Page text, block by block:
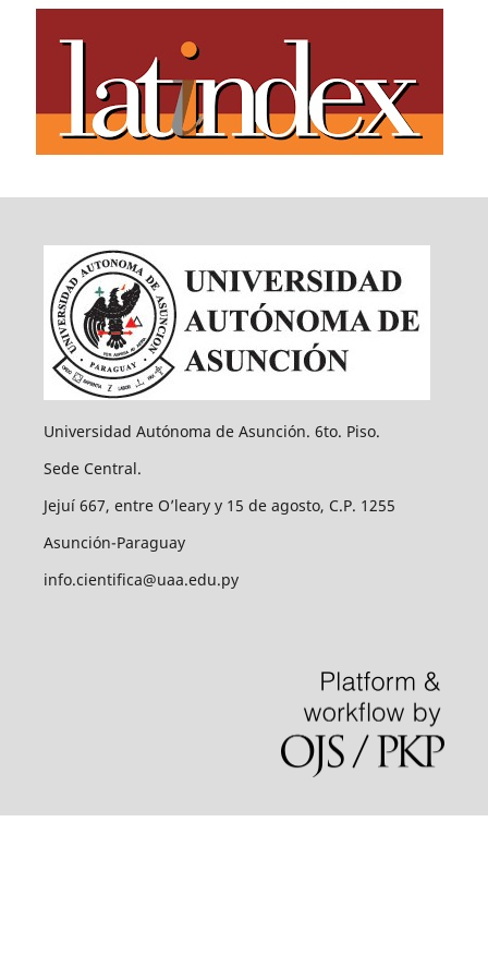
Universidad Autónoma de Asunción. 6to. Piso.
Sede Central.
Jejuí 667, entre O’leary y 15 de agosto, C.P. 1255
Asunción-Paraguay
info.cientifica@uaa.edu.py